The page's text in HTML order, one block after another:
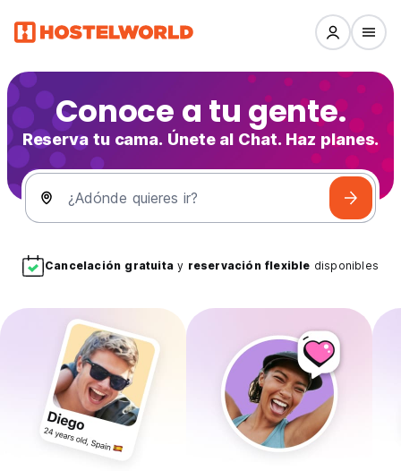
Conoce a tu gente.
Reserva tu cama. Únete al Chat. Haz planes.
¿Adónde quieres ir?
Cancelación gratuitay reservación flexible disponibles